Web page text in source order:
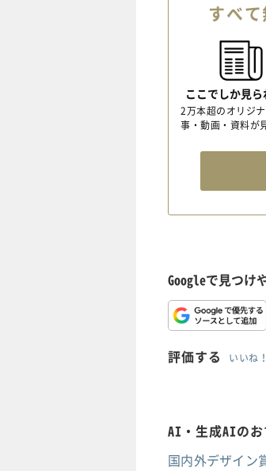
すべ
ここでしか見ら
2万本超のオリジ
事・動画・資料が
Googleで見つけ
評価する
いいね
AI・生成AIの
国内外デザイン